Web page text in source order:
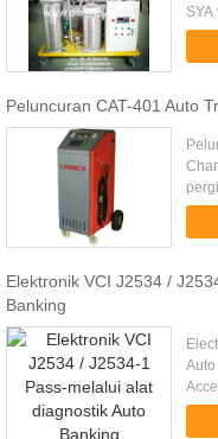
Peluncuran CAT-401 Auto
Elektronik VCI J2534 /
Banking